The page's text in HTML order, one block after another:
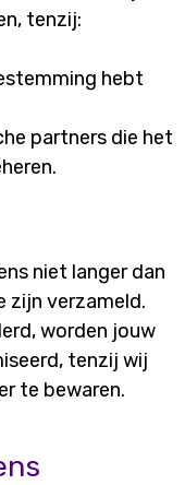
tenzij:
hebt
partners die het
niet langer dan
zijn verzameld.
worden jouw
tenzij wij
te bewaren.